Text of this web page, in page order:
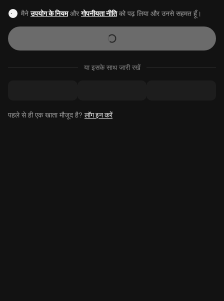
मैनेउपयोग के नियमऔरगोपनीयता नीतिको पढ़ लिया और उनसे सहमत हूँ।
या इसके साथ जारी रखें
पहले से ही एक खाता मौजूद है? लॉग इन करें